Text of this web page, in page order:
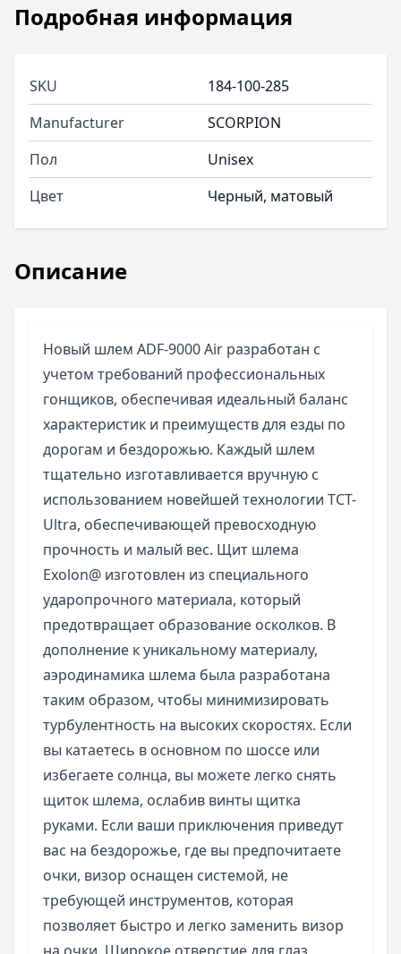
Описание
Новый шлем ADF-9000 Air разработан с
учетом требований профессиональных
гонщиков, обеспечивая идеальный баланс
характеристик и преимуществ для езды по
дорогам и бездорожью. Каждый шлем
тщательно изготавливается вручную с
использованием новейшей технологии TCT-
Ultra, обеспечивающей превосходную
прочность и малый вес. Щит шлема
Exolon@ изготовлен из специального
ударопрочного материала, который
предотвращает образование осколков. В
дополнение к уникальному материалу,
аэродинамика шлема была разработана
таким образом, чтобы минимизировать
турбулентность на высоких скоростях. Если
вы катаетесь в основном по шоссе или
избегаете солнца, вы можете легко снять
щиток шлема, ослабив винты щитка
руками. Если ваши приключения приведут
вас на бездорожье, где вы предпочитаете
очки, визор оснащен системой, не
требующей инструментов, которая
позволяет быстро и легко заменить визор
Подробная информация
SKU
184-100-285
Manufacturer
SCORPION
Пол
Unisex
Цвет
Черный, матовый